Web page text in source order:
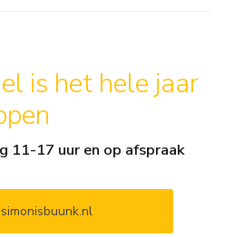
is het hele jaar
11-17 uur en op afspraak